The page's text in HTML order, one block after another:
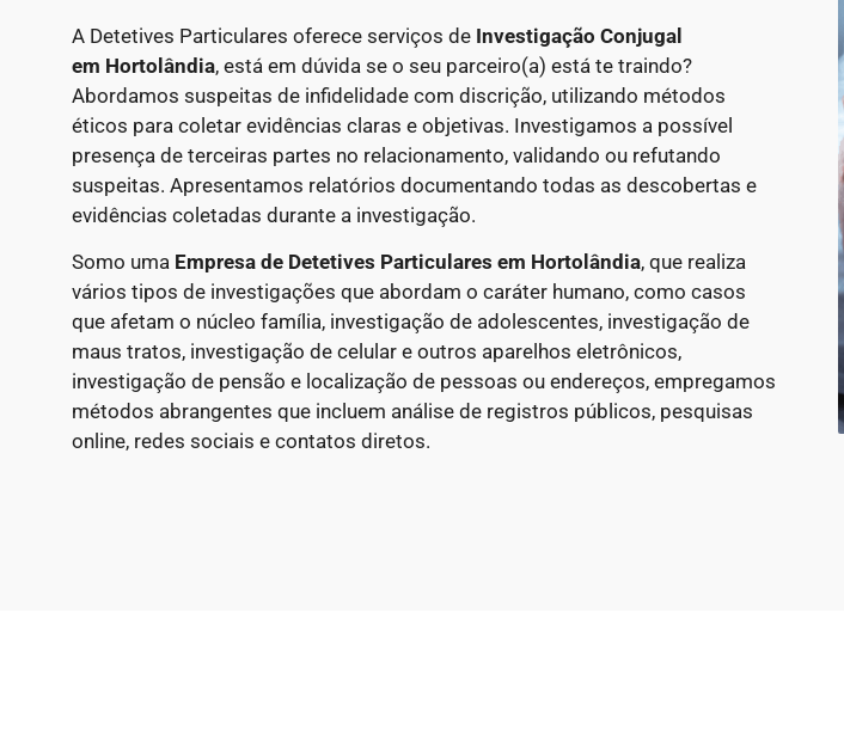
A Detetives Particulares oferece serviços de Investigação Conjugal
em Hortolândia, está em dúvida se o seu parceiro(a) está te traindo?
Abordamos suspeitas de infidelidade com discrição, utilizando métodos
éticos para coletar evidências claras e objetivas. Investigamos a possível
presença de terceiras partes no relacionamento, validando ou refutando
suspeitas. Apresentamos relatórios documentando todas as descobertas e
evidências coletadas durante a investigação.
Somo uma Empresa de Detetives Particulares em Hortolândia, que realiza
vários tipos de investigações que abordam o caráter humano, como casos
que afetam o núcleo família, investigação de adolescentes, investigação de
maus tratos, investigação de celular e outros aparelhos eletrônicos,
investigação de pensão e localização de pessoas ou endereços, empregamos
métodos abrangentes que incluem análise de registros públicos, pesquisas
online, redes sociais e contatos diretos.